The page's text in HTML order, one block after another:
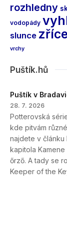
rozhledny
vodopády
slunce
vrchy
Puštík.hů
Puštík v
28. 7. 2026
Potterovská
kde pitvám
najdete v článku
kapitola Kamene
őrző. A tady se
Keeper of the